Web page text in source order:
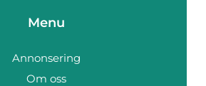
Menu
Annonsering
Om oss